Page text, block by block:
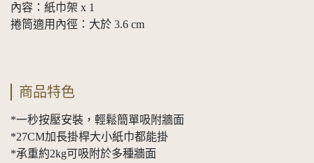
內容：紙巾架 x 1
捲筒適用內徑：大於 3.6 cm
商品特色
*一秒按壓安裝，輕鬆簡單吸附牆面
*27CM加長掛桿大小紙巾都能掛
*承重約2kg可吸附於多種牆面